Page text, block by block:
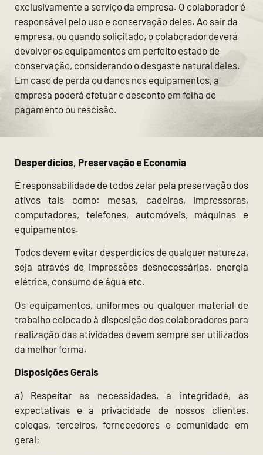
exclusivamente a serviço da empresa. O colaborador é
responsável pelo uso e conservação deles. Ao sair da
empresa, ou quando solicitado, o colaborador deverá
devolver os equipamentos em perfeito estado de
conservação, considerando o desgaste natural deles.
Em caso de perda ou danos nos equipamentos, a
empresa poderá efetuar o desconto em folha de
pagamento ou rescisão.
Desperdícios, Preservação e Economia
É responsabilidade de todos zelar pela preservação dos
ativos tais como: mesas, cadeiras, impressoras,
computadores, telefones, automóveis, máquinas e
equipamentos.
Todos devem evitar desperdícios de qualquer natureza,
seja através de impressões desnecessárias, energia
elétrica, consumo de água etc.
Os equipamentos, uniformes ou qualquer material de
trabalho colocado à disposição dos colaboradores para
realização das atividades devem sempre ser utilizados
da melhor forma.
Disposições Gerais
a) Respeitar as necessidades, a integridade, as
expectativas e a privacidade de nossos clientes,
colegas, terceiros, fornecedores e comunidade em
geral;